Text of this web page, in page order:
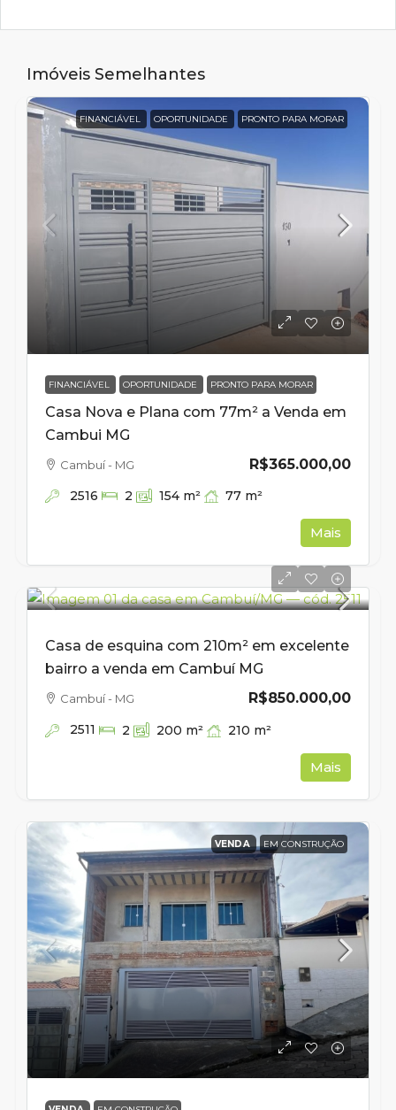
Imóveis Semelhantes
FINANCIÁVEL OPORTUNIDADE PRONTO PARA MORAR
FINANCIÁVEL OPORTUNIDADE PRONTO PARA MORAR
Casa Nova e Plana com 77m² a Venda em
Cambui MG
R$365.000,00
Cambuí - MG
2516 2 154 m² 77 m²
Mais
Casa de esquina com 210m² em excelente
bairro a venda em Cambuí MG
R$850.000,00
Cambuí - MG
2511 2 200 m² 210 m²
Mais
VENDA EM CONSTRUÇÃO